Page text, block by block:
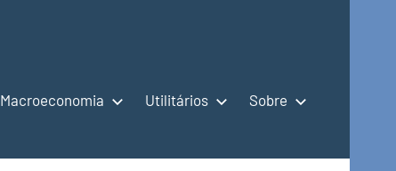
Macroeconomia Utilitários Sobre